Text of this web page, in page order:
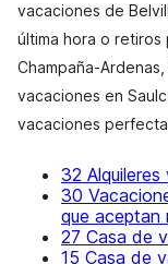
vacaciones de
última hora o retiros
Champaña-
vacaciones en
vacaciones
32
30
que aceptan
27 Casa de
15 Casa de